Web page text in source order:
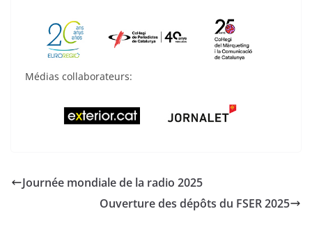
Médias collaborateurs:
Journée mondiale de la radio 2025
Ouverture des dépôts du FSER 2025